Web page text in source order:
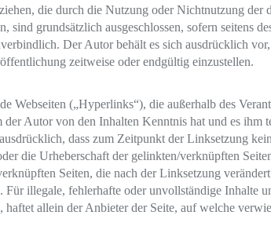
die durch die Nutzung oder Nichtnutzung
grundsätzlich ausgeschlossen, sofern seitens
Der Autor behält es sich ausdrücklich
zeitweise oder endgültig einzustellen.
Webseiten („Hyperlinks“), die außerhalb des
Autor von den Inhalten Kenntnis hat und es
dass zum Zeitpunkt der Linksetzung
die Urheberschaft der gelinkten/verknüpften
Seiten, die nach der Linksetzung
Für illegale, fehlerhafte oder unvollständige Inhalte
haftet allein der Anbieter der Seite, auf welche